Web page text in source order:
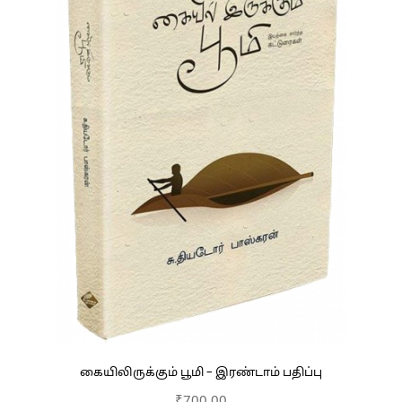
கையிலிருக்கும் பூமி – இரண்டாம் பதிப்பு